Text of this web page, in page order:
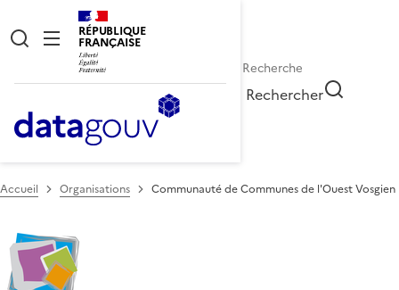
RÉPUBLIQUE
FRANÇAISE
Rechercher
Accueil Organisations Communauté de Communes de l'Ouest Vosgien